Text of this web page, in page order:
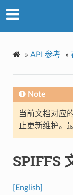
» API 参考 »
Note
当前文档对应
止更新维护。
SPIFFS
[English]